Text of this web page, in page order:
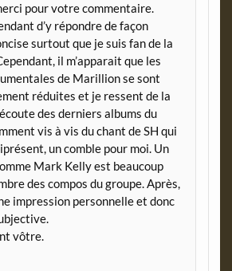
pour votre commentaire.
d’y répondre de façon
surtout que je suis fan de la
il m’apparait que les
de Marillion se sont
réduites et je ressent de la
des derniers albums du
vis à vis du chant de SH qui
un comble pour moi. Un
Mark Kelly est beaucoup
des compos du groupe. Après,
impression personnelle et donc
vôtre.